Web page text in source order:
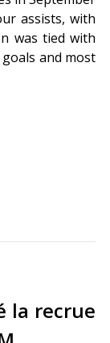
assists, with
was tied with
and most
la recrue